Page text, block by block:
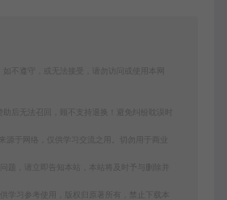
如不遵守，或无法接受，请勿访问或使用本网
助后无法召回，顾不支持退换！避免纠纷耽误时
源于网络，仅供学习交流之用。切勿用于商业
题，请立即告知本站，本站将及时予与删除并
学习参考使用，版权归原著所有，禁止下载本